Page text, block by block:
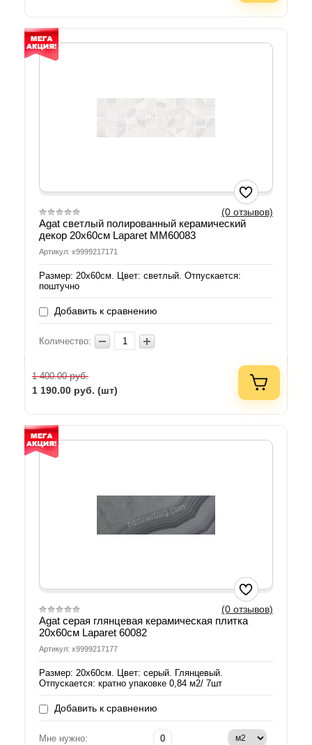
(0 отзывов)
Agat светлый полированный керамический
декор 20х60см Laparet MM60083
Артикул: х9999217171
Размер: 20х60см. Цвет: светлый. Отпускается:
поштучно
Добавить к сравнению
Количество:
1 400.00руб.
1 190.00 руб. (шт)
(0 отзывов)
Agat серая глянцевая керамическая плитка
20х60см Laparet 60082
Артикул: х9999217177
Размер: 20х60см. Цвет: серый. Глянцевый.
Отпускается: кратно упаковке 0,84 м2/ 7шт
Добавить к сравнению
Мне нужно: